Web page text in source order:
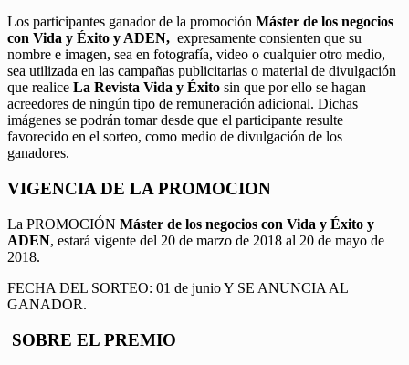
Los participantes ganador de la promoción Máster de los negocios
con Vida y Éxito y ADEN, expresamente consienten que su
nombre e imagen, sea en fotografía, video o cualquier otro medio,
sea utilizada en las campañas publicitarias o material de divulgación
que realice La Revista Vida y Éxito sin que por ello se hagan
acreedores de ningún tipo de remuneración adicional. Dichas
imágenes se podrán tomar desde que el participante resulte
favorecido en el sorteo, como medio de divulgación de los
ganadores.
VIGENCIA DE LA PROMOCION
La PROMOCIÓN Máster de los negocios con Vida y Éxito y
ADEN, estará vigente del 20 de marzo de 2018 al 20 de mayo de
2018.
FECHA DEL SORTEO: 01 de junio Y SE ANUNCIA AL
GANADOR.
SOBRE EL PREMIO